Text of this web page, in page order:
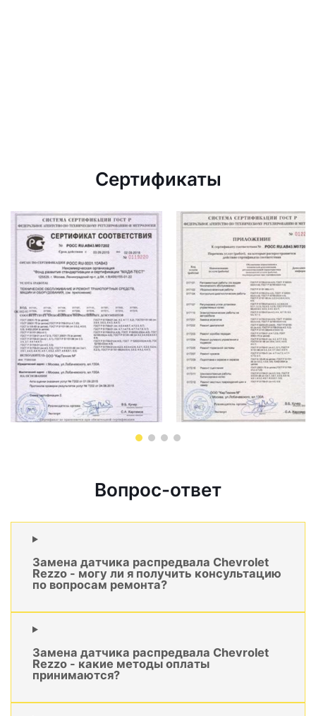
Сертификаты
Вопрос-ответ
Замена датчика распредвала Chevrolet
Rezzo - могу ли я получить консультацию
по вопросам ремонта?
Замена датчика распредвала Chevrolet
Rezzo - какие методы оплаты
принимаются?